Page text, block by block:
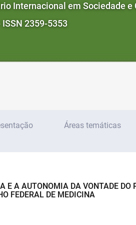
Internacional em Sociedade
2359-5353
Áreas temáticas
E A AUTONOMIA DA VONTADE DO
FEDERAL DE MEDICINA